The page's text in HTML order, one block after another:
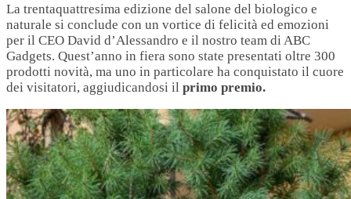
La trentaquattresima edizione del salone del biologico e
naturale si conclude con un vortice di felicità ed emozioni
per il CEO David d’Alessandro e il nostro team di ABC
Gadgets. Quest’anno in fiera sono state presentati oltre 300
prodotti novità, ma uno in particolare ha conquistato il cuore
dei visitatori, aggiudicandosi il primo premio.